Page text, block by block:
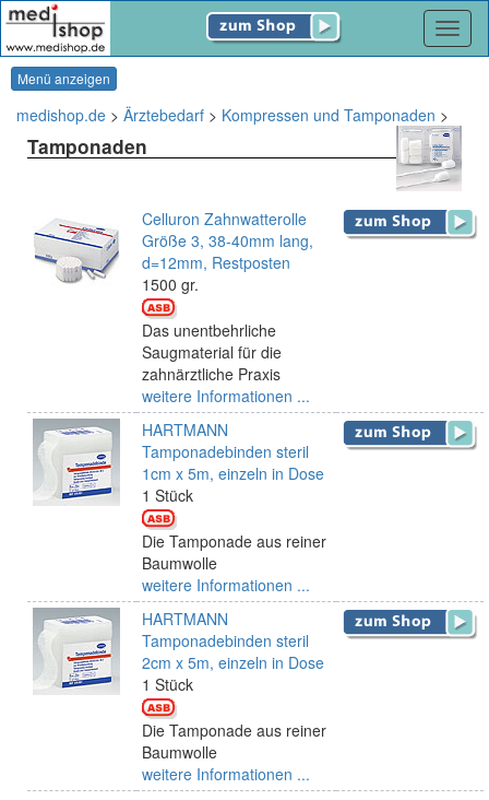
Menü anzeigen
medishop.de > Ärztebedarf > Kompressen und Tamponaden >
Tamponaden
Celluron Zahnwatterolle
Größe 3, 38-40mm lang,
d=12mm, Restposten
1500 gr.
Das unentbehrliche
Saugmaterial für die
zahnärztliche Praxis
weitere Informationen ...
HARTMANN
Tamponadebinden steril
1cm x 5m, einzeln in Dose
1 Stück
Die Tamponade aus reiner
Baumwolle
weitere Informationen ...
HARTMANN
Tamponadebinden steril
2cm x 5m, einzeln in Dose
1 Stück
Die Tamponade aus reiner
Baumwolle
weitere Informationen ...